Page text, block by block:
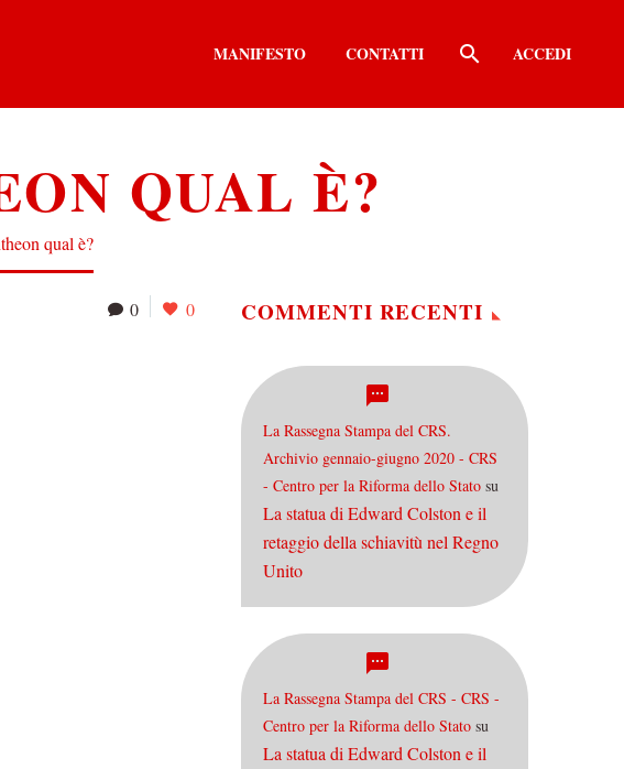
MANIFESTO CONTATTI ACCEDI
QUAL È?
qual è?
0 0 COMMENTI RECENTI
La Rassegna Stampa del CRS.
Archivio gennaio-giugno 2020 - CRS
- Centro per la Riforma dello Stato su
La statua di Edward Colston e il
retaggio della schiavitù nel Regno
Unito
La Rassegna Stampa del CRS - CRS -
Centro per la Riforma dello Stato su
La statua di Edward Colston e il